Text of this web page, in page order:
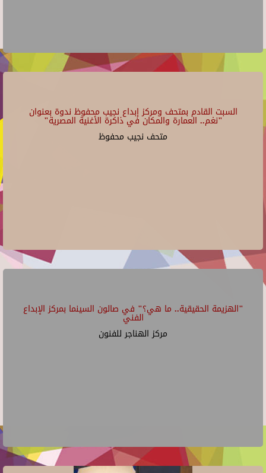
السبت القادم بمتحف ومركز إبداع نجيب محفوظ ندوة بعنوان
"نغم.. العمارة والمكان في ذاكرة الأغنية المصرية"
متحف نجيب محفوظ
"الهزيمة الحقيقية.. ما هي؟" في صالون السينما بمركز الإبداع
الفني
مركز الهناجر للفنون